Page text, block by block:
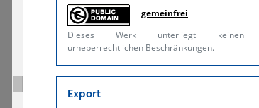
gemeinfrei
Dieses Werk unterliegt keinen
urheberrechtlichen Beschränkungen.
Export